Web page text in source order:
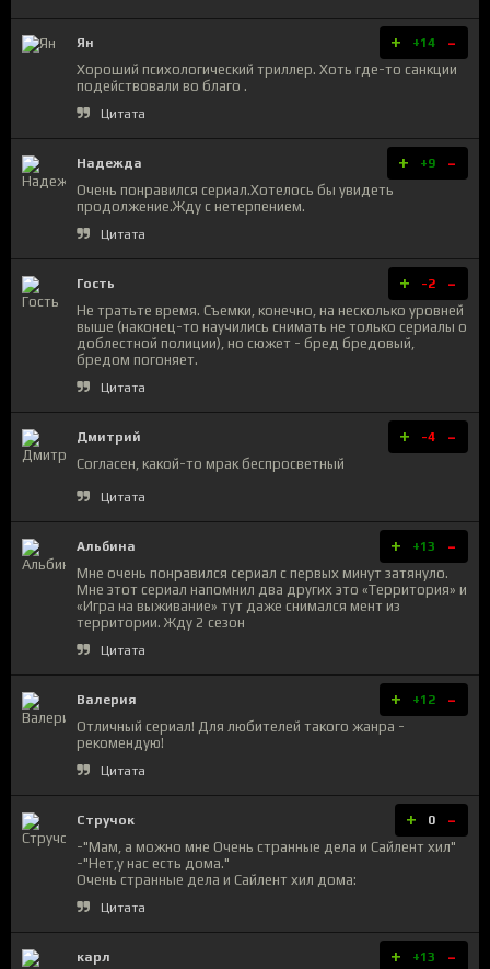
Ян + +14 -
Хороший психологический триллер. Хоть где-то санкции
подействовали во благо .
Цитата
Надежда + +9 -
Очень понравился сериал.Хотелось бы увидеть
продолжение.Жду с нетерпением.
Цитата
Гость + -2 -
Не тратьте время. Съемки, конечно, на несколько уровней
выше (наконец-то научились снимать не только сериалы о
доблестной полиции), но сюжет - бред бредовый,
бредом погоняет.
Цитата
Дмитрий + -4 -
Согласен, какой-то мрак беспросветный
Цитата
Альбина + +13 -
Мне очень понравился сериал с первых минут затянуло.
Мне этот сериал напомнил два других это «Территория» и
«Игра на выживание» тут даже снимался мент из
территории. Жду 2 сезон
Цитата
Валерия + +12 -
Отличный сериал! Для любителей такого жанра -
рекомендую!
Цитата
Стручок + 0 -
-"Мам, а можно мне Очень странные дела и Сайлент хил"
-"Нет,у нас есть дома."
Очень странные дела и Сайлент хил дома:
Цитата
карл + +13 -